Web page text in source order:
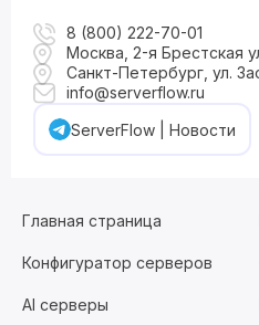
8 (800) 222-70-01
Москва, 2-я Брестская
Санкт-Петербург, ул.
info@serverflow.ru
ServerFlow | Новости
Главная страница
Конфигуратор серверов
AI серверы